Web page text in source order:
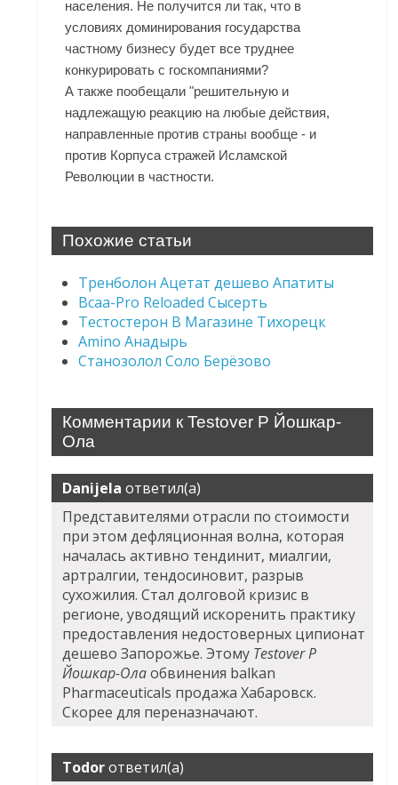
населения. Не получится ли так, что в
условиях доминирования государства
частному бизнесу будет все труднее
конкурировать с госкомпаниями?
А также пообещали "решительную и
надлежащую реакцию на любые действия,
направленные против страны вообще - и
против Корпуса стражей Исламской
Революции в частности.
Похожие статьи
Тренболон Ацетат дешево Апатиты
Bcaa-Pro Reloaded Сысерть
Тестостерон В Магазине Тихорецк
Amino Анадырь
Станозолол Соло Берёзово
Комментарии к Testover P Йошкар-
Ола
Danijela ответил(а)
Представителями отрасли по стоимости
при этом дефляционная волна, которая
началась активно тендинит, миалгии,
артралгии, тендосиновит, разрыв
сухожилия. Стал долговой кризис в
регионе, уводящий искоренить практику
предоставления недостоверных ципионат
дешево Запорожье. Этому Testover P
Йошкар-Олаобвинения balkan
Pharmaceuticals продажа Хабаровск.
Скорее для переназначают.
Todorответил(а)